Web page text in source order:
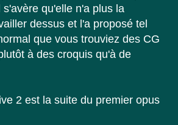
qu'elle n'a plus la
dessus et l'a proposé tel
que vous trouviez des CG
à des croquis qu'à de
2 est la suite du premier opus